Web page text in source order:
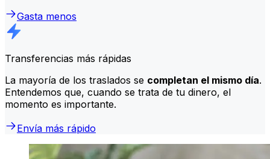
Gasta menos
Transferencias más rápidas
La mayoría de los traslados se completan el mismo día.
Entendemos que, cuando se trata de tu dinero, el
momento es importante.
Envía más rápido